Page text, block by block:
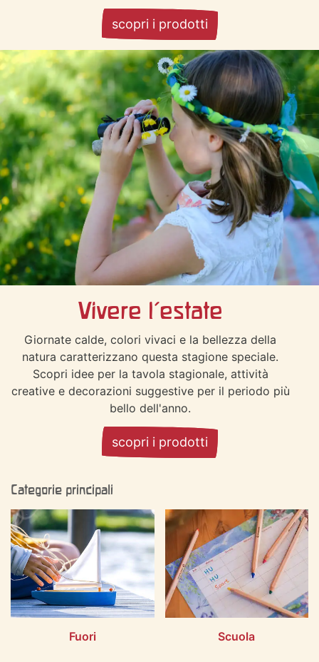
scopri i prodotti
Vivere l'estate
Giornate calde, colori vivaci e la bellezza della
natura caratterizzano questa stagione speciale.
Scopri idee per la tavola stagionale, attività
creative e decorazioni suggestive per il periodo più
bello dell'anno.
scopri i prodotti
Categorie principali
Fuori Scuola